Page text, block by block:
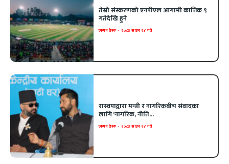
तेस्रो संस्करणको एनपीएल आगामी कात्तिक ९
गतेदेखि हुने
एकपत्र डेस्क - २०८३ साउन २४ गते
रास्वपाद्वारा मन्त्री र नागरिकबीच संवादका
लागि ‘नागरिक, नीति...
एकपत्र डेस्क - २०८३ साउन २४ गते